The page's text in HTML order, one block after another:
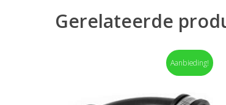
Gerelateerde
Aanbieding!